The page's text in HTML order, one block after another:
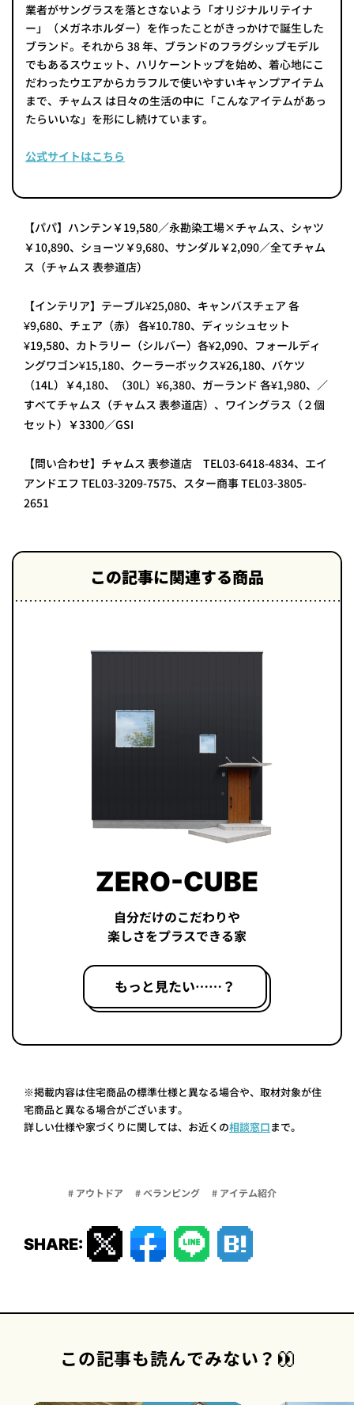
業者がサングラスを落とさないよう「オリジナルリテイナ
ー」（メガネホルダー）を作ったことがきっかけで誕生した
ブランド。それから 38 年、ブランドのフラグシップモデル
でもあるスウェット、ハリケーントップを始め、着心地にこ
だわったウエアからカラフルで使いやすいキャンプアイテム
まで、チャムス は日々の生活の中に「こんなアイテムがあっ
たらいいな」を形にし続けています。
公式サイトはこちら
【パパ】ハンテン￥19,580／永勘染工場×チャムス、シャツ
￥10,890、ショーツ￥9,680、サンダル￥2,090／全てチャム
ス（チャムス 表参道店）
【インテリア】テーブル¥25,080、キャンバスチェア 各
¥9,680、チェア（赤） 各¥10.780、ディッシュセット
¥19,580、カトラリー（シルバー）各¥2,090、フォールディ
ングワゴン¥15,180、クーラーボックス¥26,180、バケツ
（14L）￥4,180、（30L）¥6,380、ガーランド 各¥1,980、／
すべてチャムス（チャムス 表参道店）、ワイングラス（２個
セット）￥3300／GSI
【問い合わせ】チャムス 表参道店 TEL03-6418-4834、エイ
アンドエフ TEL03-3209-7575、スター商事 TEL03-3805-
2651
この記事に関連する商品
ZERO-CUBE
自分だけのこだわりや
楽しさをプラスできる家
もっと見たい……？
※掲載内容は住宅商品の標準仕様と異なる場合や、取材対象が住
宅商品と異なる場合がございます。
詳しい仕様や家づくりに関しては、お近くの相談窓口まで。
# アウトドア # ベランピング # アイテム紹介
SHARE:
この記事も読んでみない？